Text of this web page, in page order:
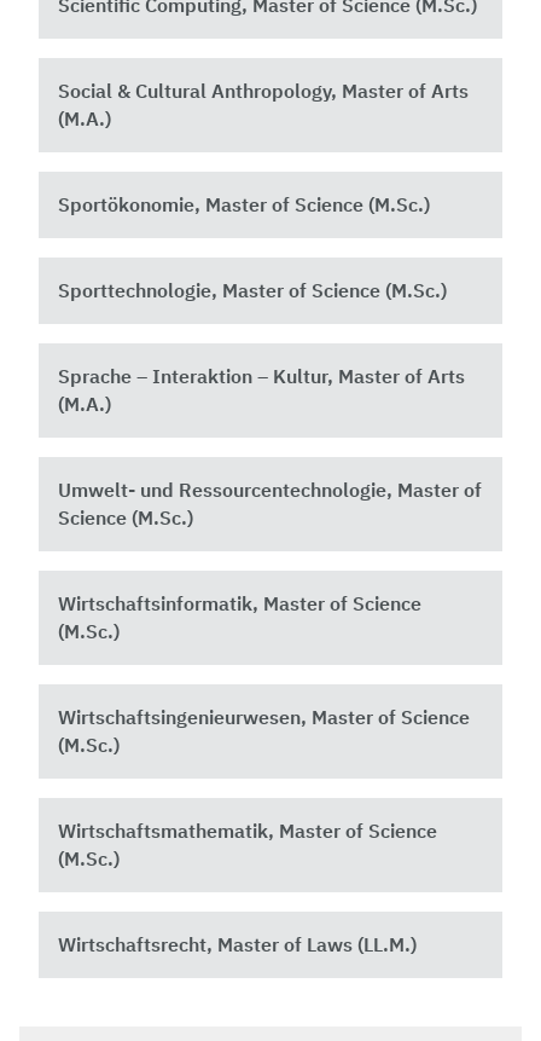
Social & Cultural Anthropology, Master of Arts
(M.A.)
Sportökonomie, Master of Science (M.Sc.)
Sporttechnologie, Master of Science (M.Sc.)
Sprache – Interaktion – Kultur, Master of Arts
(M.A.)
Umwelt- und Ressourcentechnologie, Master of
Science (M.Sc.)
Wirtschaftsinformatik, Master of Science
(M.Sc.)
Wirtschaftsingenieurwesen, Master of Science
(M.Sc.)
Wirtschaftsmathematik, Master of Science
(M.Sc.)
Wirtschaftsrecht, Master of Laws (LL.M.)